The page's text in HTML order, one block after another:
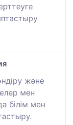
және
мен
білім мен